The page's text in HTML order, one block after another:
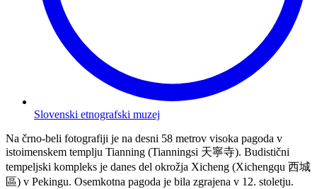
Slovenski etnografski muzej
Na črno-beli fotografiji je na desni 58 metrov visoka pagoda v
istoimenskem templju Tianning (Tianningsi 天寧寺). Budistični
tempeljski kompleks je danes del okrožja Xicheng (Xichengqu 西城
區) v Pekingu. Osemkotna pagoda je bila zgrajena v 12. stoletju.